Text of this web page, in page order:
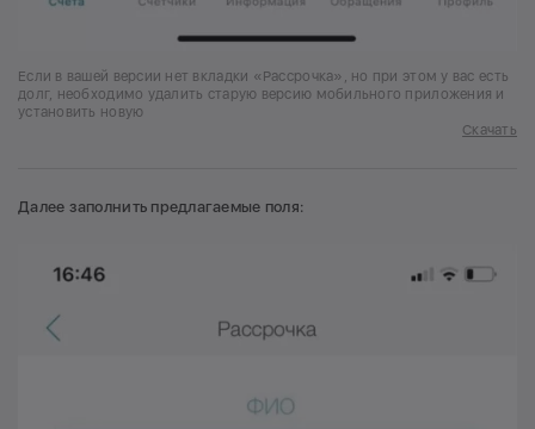
Если в вашей версии нет вкладки «Рассрочка», но при этом у вас есть
долг, необходимо удалить старую версию мобильного приложения и
установить новую
Скачать
Далее заполнить предлагаемые поля: